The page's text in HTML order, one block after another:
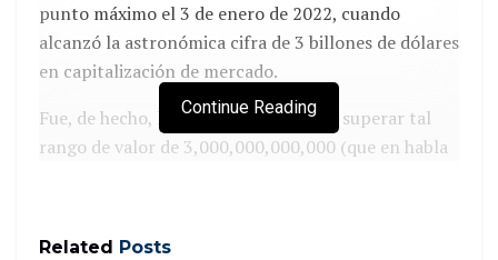
punto máximo el 3 de enero de 2022, cuando
alcanzó la astronómica cifra de 3 billones de dólares
en capitalización de mercado.
Fue, de hecho, la primera empresa en superar tal
rango de valor de 3,000,000,000,000 (que en habla
situarse en 355.100 millones de dólares en
Continue Reading
Related Posts